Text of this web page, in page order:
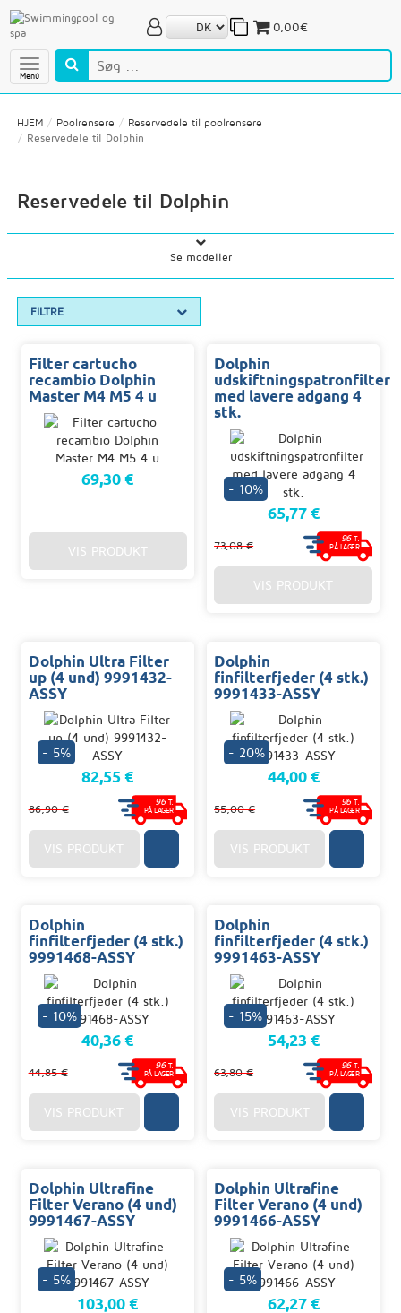
Menú
0,00€
HJEM Poolrensere
Reservedele til poolrensere
Reservedele til Dolphin
Reservedele til Dolphin
Se modeller
FILTRE
Filter cartucho
recambio Dolphin
Master M4 M5 4 u
69,30 €
VIS PRODUKT
Dolphin
udskiftningspatronfilter
med lavere adgang 4
stk.
- 10%
65,77 €
73,08 €
96T.
PÅ LAGER
VIS PRODUKT
Dolphin Ultra Filter
up (4 und) 9991432-
ASSY
- 5%
82,55 €
86,90 €
96 T.
PÅ LAGER
VIS PRODUKT
Dolphin
finfilterfjeder (4 stk.)
9991433-ASSY
- 20%
44,00 €
55,00 €
96T.
PÅ LAGER
VIS PRODUKT
Dolphin
finfilterfjeder (4 stk.)
9991468-ASSY
- 10%
40,36 €
44,85 €
96 T.
PÅ LAGER
VIS PRODUKT
Dolphin
finfilterfjeder (4 stk.)
9991463-ASSY
- 15%
54,23 €
63,80 €
96T.
PÅ LAGER
VIS PRODUKT
Dolphin Ultrafine
Filter Verano (4 und)
9991467-ASSY
- 5%
103,00 €
Dolphin Ultrafine
Filter Verano (4 und)
9991466-ASSY
- 5%
62,27 €